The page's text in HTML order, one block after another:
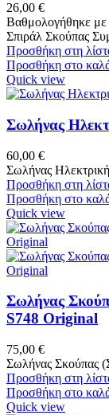
26,00 €
Βαθμολογήθηκε με
Σπιράλ Σκούπας
Προσθήκη στη
Προσθήκη στο
Quick view
Σωλήνας
60,00 €
Σωλήνας
Προσθήκη στη
Προσθήκη στο
Quick view
Σωλήνας
S748 Original
75,00 €
Σωλήνας Σκούπας
Προσθήκη στη
Προσθήκη στο
Quick view